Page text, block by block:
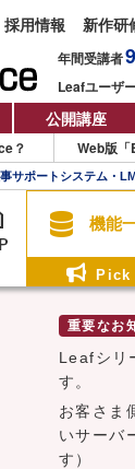
採用情報 新作研
年間受講者
Leafユーザ
公開講座
？ Web版「
事サポートシステム・
機能
Pick
Leafシリ
す。
お客さま
いサーバ
す）